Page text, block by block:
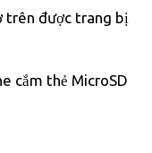
trên được trang bị
cắm thẻ MicroSD